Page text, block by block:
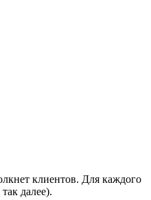
клиентов. Для каждого
далее).